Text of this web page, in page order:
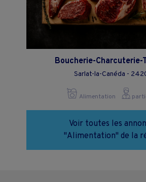
Boucherie-Charcuterie-
Sarlat-la-Canéda -
Alimentation
Voir toutes les
"Alimentation" de la